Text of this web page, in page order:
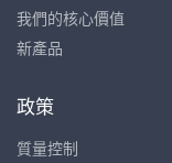
我們的核心價值
新產品
政策
質量控制